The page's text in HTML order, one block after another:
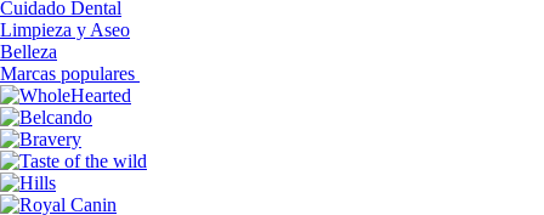
Cuidado Dental
Limpieza y Aseo
Belleza
Marcas populares